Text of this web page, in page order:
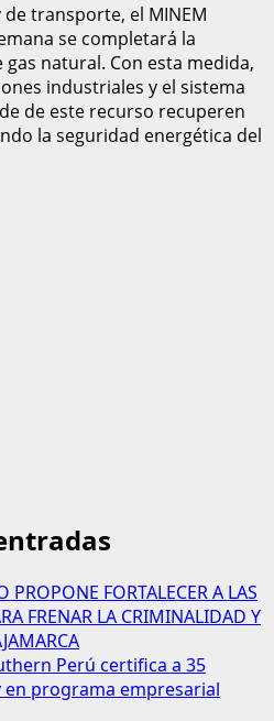
transporte, el MINEM
se completará la
natural. Con esta medida,
industriales y el sistema
de este recurso recuperen
la seguridad energética del
PROPONE FORTALECER A LAS
FRENAR LA CRIMINALIDAD Y
Perú certifica a 35
programa empresarial